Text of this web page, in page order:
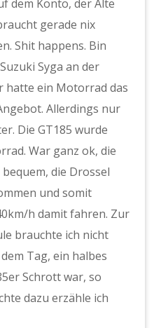
dem Konto, der Alte
gerade nix
Shit happens. Bin
Syga an der
hatte ein Motorrad das
Allerdings nur
Die GT185 wurde
War ganz ok, die
die Drossel
und somit
h damit fahren. Zur
brauchte ich nicht
Tag, ein halbes
Schrott war, so
dazu erzähle ich